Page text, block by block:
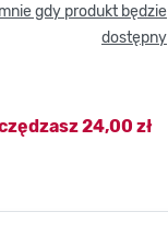
gdy produkt będzie
dostępny
24,00 zł